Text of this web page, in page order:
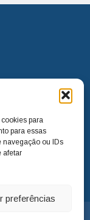
para
para essas
navegação ou IDs
afetar
preferências